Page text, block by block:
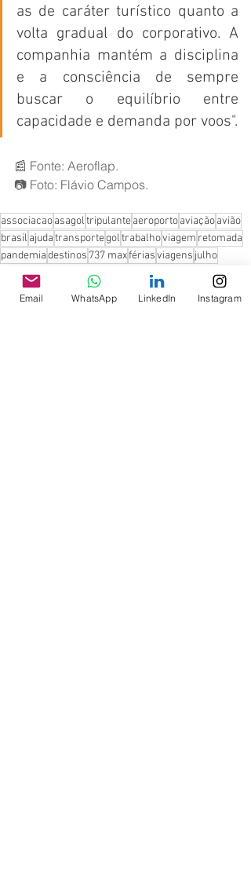
as de caráter turístico quanto a
volta gradual do corporativo. A
companhia mantém a disciplina
e a consciência de sempre
buscar o equilíbrio entre
capacidade e demanda por voos".
📰 Fonte: Aeroflap.
📷 Foto: Flávio Campos.
associacaoasagoltripulanteaeroportoaviaçãoavião
brasil ajudatransportegoltrabalhoviagem retomada
pandemiadestinos 737 maxfériasviagens julho
Notícias
Email WhatsApp LinkedIn Instagram